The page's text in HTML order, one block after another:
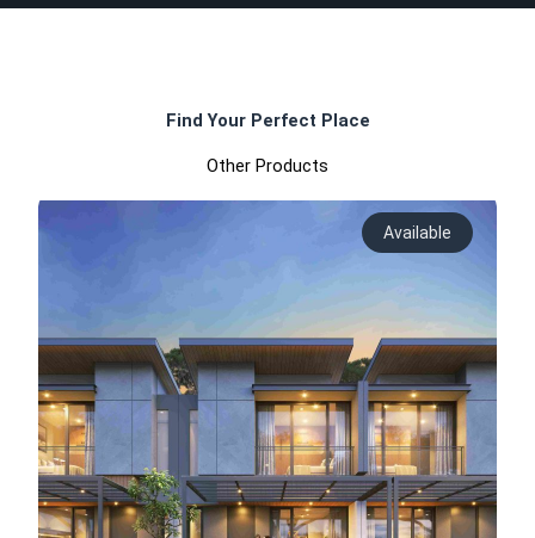
Find Your Perfect Place
Other Products
Available